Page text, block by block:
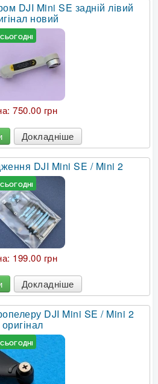
DJI Mini SE задній лівий
новий
750.00 грн
Докладніше
DJI Mini SE / Mini 2
199.00 грн
Докладніше
DJI Mini SE / Mini 2
оригінал